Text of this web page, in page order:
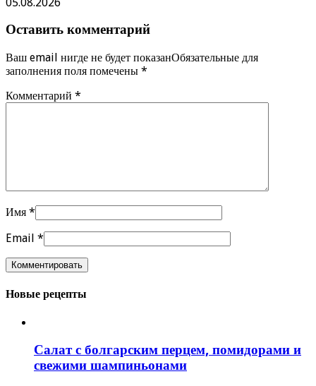
Оставить комментарий
Ваш email нигде не будет показанОбязательные для
заполнения поля помечены *
Комментарий *
Имя *
Email *
Новые рецепты
Салат с болгарским перцем, помидорами и
свежими шампиньонами